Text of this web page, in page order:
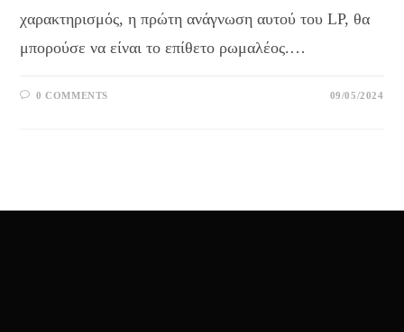
χαρακτηρισμός, η πρώτη ανάγνωση αυτού του LP, θα
μπορούσε να είναι το επίθετο ρωμαλέος.…
0 COMMENTS 09/05/2024